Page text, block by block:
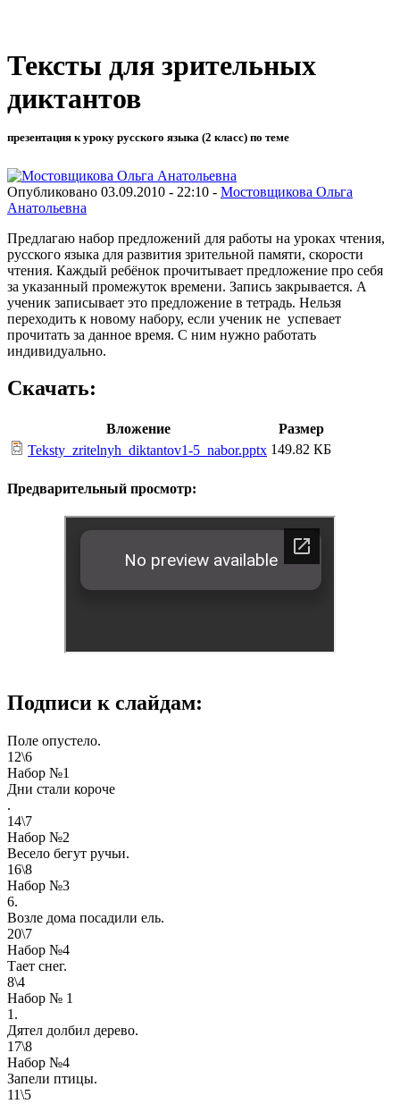
Тексты для зрительных
диктантов
презентация к уроку русского языка (2 класс) по теме
Опубликовано 03.09.2010 - 22:10 - Мостовщикова Ольга
Анатольевна
Предлагаю набор предложений для работы на уроках чтения,
русского языка для развития зрительной памяти, скорости
чтения. Каждый ребёнок прочитывает предложение про себя
за указанный промежуток времени. Запись закрывается. А
ученик записывает это предложение в тетрадь. Нельзя
переходить к новому набору, если ученик не успевает
прочитать за данное время. С ним нужно работать
индивидуально.
Скачать:
Вложение
Размер
Teksty_zritelnyh_diktantov1-5_nabor.pptx 149.82 КБ
Предварительный просмотр:
Подписи к слайдам:
Поле опустело.
12\6
Набор №1
Дни стали короче
.
14\7
Набор №2
Весело бегут ручьи.
16\8
Набор №3
6.
Возле дома посадили ель.
20\7
Набор №4
Тает снег.
8\4
Набор № 1
1.
Дятел долбил дерево.
17\8
Набор №4
Запели птицы.
11\5